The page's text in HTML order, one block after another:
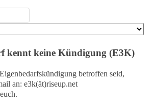
kennt keine Kündigung (E3K)
betroffen seid,
an: e3k(ät)riseup.net